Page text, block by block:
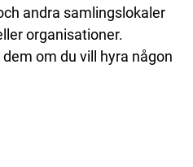
andra samlingslokaler
organisationer.
om du vill hyra någon